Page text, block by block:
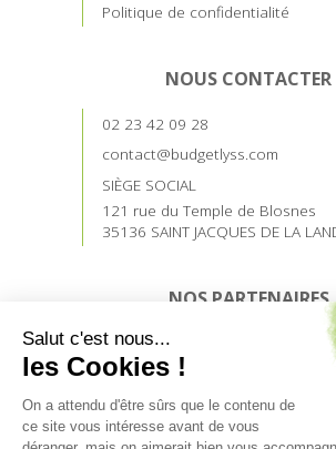
Politique de confidentialité
NOUS CONTACTER
02 23 42 09 28
contact@budgetlyss.com
SIÈGE SOCIAL
121 rue du Temple de Blosnes
35136 SAINT JACQUES DE LA
NOS PARTENAIRES
Devenez prescripteur
Accès prescripteurs